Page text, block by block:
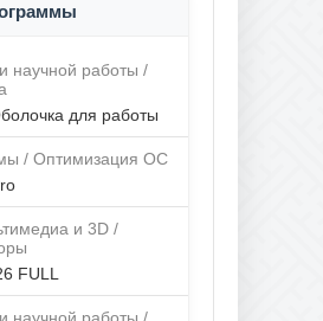
научной работы /
для работы
/ Оптимизация ОС
и 3D /
FULL